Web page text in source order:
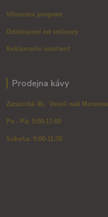
Věrnostní program
Odstoupení od smlouvy
Reklamační asistent
Prodejna kávy
Zarazická 46, Veselí nad Moravou
Po - Pá: 9:00-17:00
Sobota: 9:00-11:30